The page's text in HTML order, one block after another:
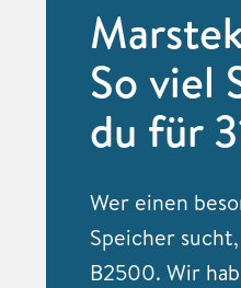
So viel
du für
Wer einen
Speicher
B2500. Wir